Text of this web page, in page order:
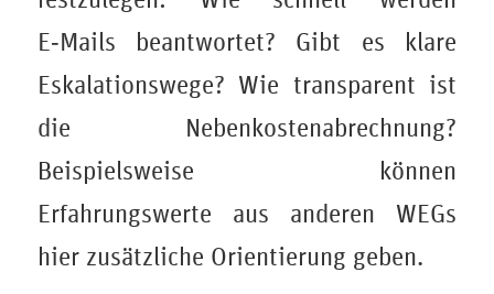
E‑Mails beantwortet? Gibt es klare
Eskalationswege? Wie transparent ist
die Nebenkostenabrechnung?
Beispielsweise können
Erfahrungswerte aus anderen WEGs
hier zusätzliche Orientierung geben.